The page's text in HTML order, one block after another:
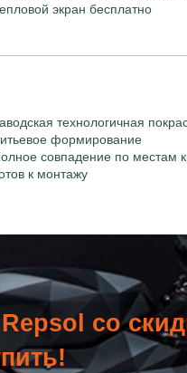
экран бесплатно
технологичная
формирование
совпадение по местам
к монтажу
со